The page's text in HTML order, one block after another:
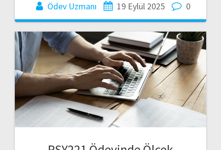
Ödev Uzmanı 19 Eylül 2025 0